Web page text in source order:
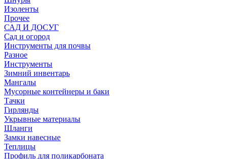
Изоленты
Прочее
САД И ДОСУГ
Сад и огород
Инструменты для почвы
Разное
Инструменты
Зимний инвентарь
Мангалы
Мусорные контейнеры и баки
Тачки
Гирлянды
Укрывные материалы
Шланги
Замки навесные
Теплицы
Профиль для поликарбоната